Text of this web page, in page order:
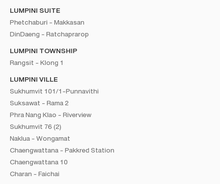
LUMPINI SUITE
Phetchaburi - Makkasan
DinDaeng - Ratchaprarop
LUMPINI TOWNSHIP
Rangsit - Klong 1
LUMPINI VILLE
Sukhumvit 101/1-Punnavithi
Suksawat - Rama 2
Phra Nang Klao - Riverview
Sukhumvit 76 (2)
Naklua - Wongamat
Chaengwattana - Pakkred Station
Chaengwattana 10
Charan - Faichai